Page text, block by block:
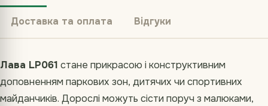
Доставка та оплата Відгуки
Лава LP061 стане прикрасою і конструктивним
доповненням паркових зон, дитячих чи спортивних
майданчиків. Дорослі можуть сісти поруч з малюками,